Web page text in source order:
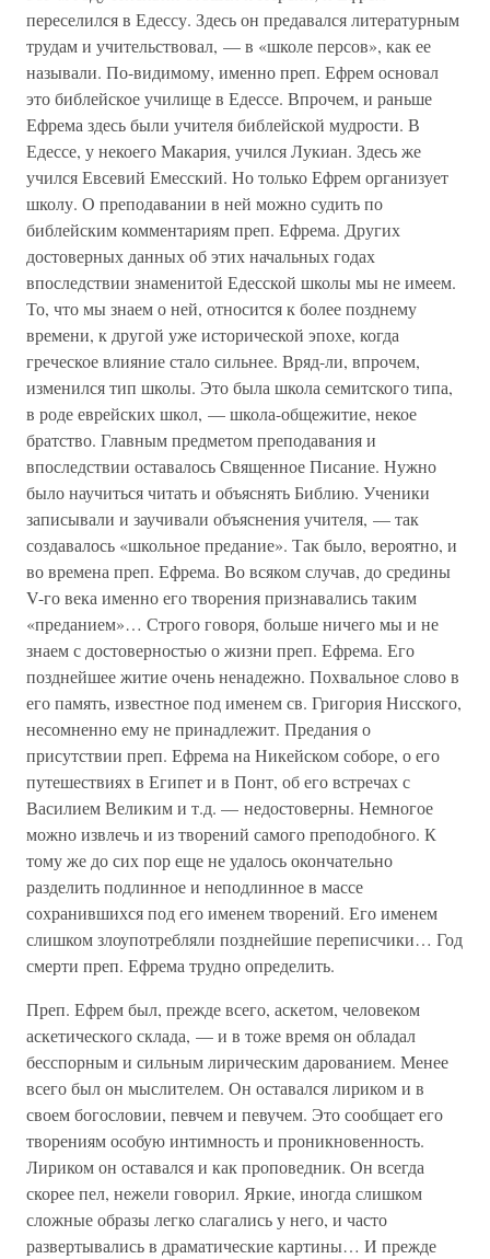
переселился в Едессу. Здесь он предавался литературным
трудам и учительствовал, — в «школе персов», как ее
называли. По-видимому, именно преп. Ефрем основал
это библейское училище в Едессе. Впрочем, и раньше
Ефрема здесь были учителя библейской мудрости. В
Едессе, у некоего Макария, учился Лукиан. Здесь же
учился Евсевий Емесский. Но только Ефрем организует
школу. О преподавании в ней можно судить по
библейским комментариям преп. Ефрема. Других
достоверных данных об этих начальных годах
впоследствии знаменитой Едесской школы мы не имеем.
То, что мы знаем о ней, относится к более позднему
времени, к другой уже исторической эпохе, когда
греческое влияние стало сильнее. Вряд-ли, впрочем,
изменился тип школы. Это была школа семитского типа,
в роде еврейских школ, — школа-общежитие, некое
братство. Главным предметом преподавания и
впоследствии оставалось Священное Писание. Нужно
было научиться читать и объяснять Библию. Ученики
записывали и заучивали объяснения учителя, — так
создавалось «школьное предание». Так было, вероятно, и
во времена преп. Ефрема. Во всяком случав, до средины
V-го века именно его творения признавались таким
«преданием»… Строго говоря, больше ничего мы и не
знаем с достоверностью о жизни преп. Ефрема. Его
позднейшее житие очень ненадежно. Похвальное слово в
его память, известное под именем св. Григория Нисского,
несомненно ему не принадлежит. Предания о
присутствии преп. Ефрема на Никейском соборе, о его
путешествиях в Египет и в Понт, об его встречах с
Василием Великим и т.д. — недостоверны. Немногое
можно извлечь и из творений самого преподобного. К
тому же до сих пор еще не удалось окончательно
разделить подлинное и неподлинное в массе
сохранившихся под его именем творений. Его именем
слишком злоупотребляли позднейшие переписчики… Год
смерти преп. Ефрема трудно определить.
Преп. Ефрем был, прежде всего, аскетом, человеком
аскетического склада, — и в тоже время он обладал
бесспорным и сильным лирическим дарованием. Менее
всего был он мыслителем. Он оставался лириком и в
своем богословии, певчем и певучем. Это сообщает его
творениям особую интимность и проникновенность.
Лириком он оставался и как проповедник. Он всегда
скорее пел, нежели говорил. Яркие, иногда слишком
сложные образы легко слагались у него, и часто
развертывались в драматические картины… И прежде